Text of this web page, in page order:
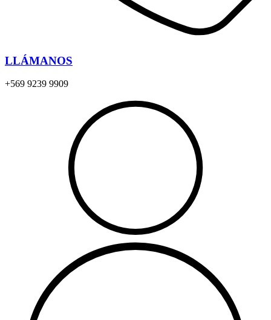
LLÁMANOS
+569 9239 9909